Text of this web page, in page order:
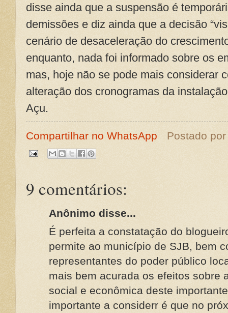
disse ainda que a suspensão é
demissões e diz ainda que a decisão
cenário de desaceleração do
enquanto, nada foi informado sobre os
mas, hoje não se pode mais considerar
alteração dos cronogramas da
Açu.
Compartilhar no WhatsApp Postado
9 comentários:
Anônimo disse...
É perfeita a constatação do
permite ao município de SJB, bem
representantes do poder público
mais bem acurada os efeitos sobre
social e econômica deste
importante a considerr é que no